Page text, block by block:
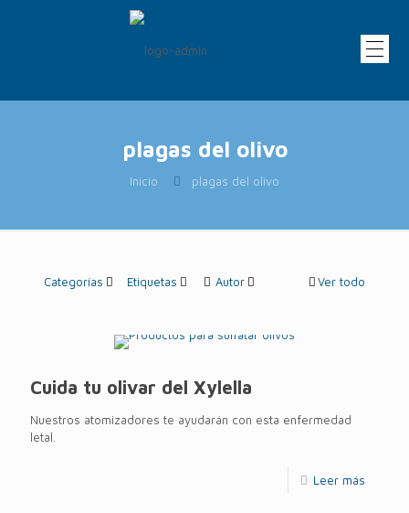
plagas del olivo
Inicio plagas del olivo
Categorías Etiquetas Autor Ver todo
Cuida tu olivar del Xylella
Nuestros atomizadores te ayudarán con esta enfermedad
letal.
Leer más